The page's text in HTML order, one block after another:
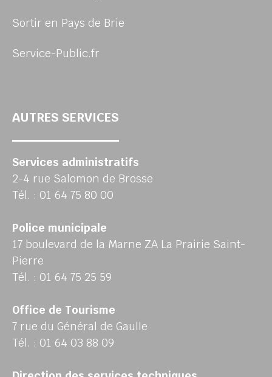
Sortir en Pays de Brie
Service-Public.fr
AUTRES SERVICES
Services administratifs
2-4 rue Salomon de Brosse
Tél. : 01 64 75 80 00
Police municipale
17 boulevard de la Marne ZA La Prairie Saint-
Pierre
Tél. : 01 64 75 25 59
Office de Tourisme
7 rue du Général de Gaulle
Tél. : 01 64 03 88 09